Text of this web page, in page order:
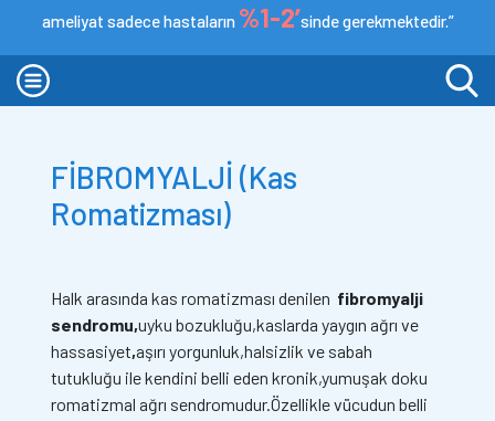
ameliyat sadece hastaların %1-2’sinde gerekmektedir.”
FİBROMYALJİ (Kas
Romatizması)
Halk arasında kas romatizması denilen fibromyalji
sendromu,uyku bozukluğu,kaslarda yaygın ağrı ve
hassasiyet,aşırı yorgunluk,halsizlik ve sabah
tutukluğu ile kendini belli eden kronik,yumuşak doku
romatizmal ağrı sendromudur.Özellikle vücudun belli